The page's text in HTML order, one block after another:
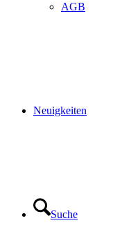
AGB
Neuigkeiten
Suche